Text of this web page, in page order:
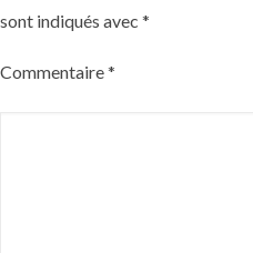
sont indiqués avec *
Commentaire*